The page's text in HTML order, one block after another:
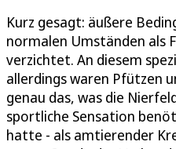
Kurz gesagt: äußere
normalen Umständen als
verzichtet. An diesem
allerdings waren Pfützen
genau das, was die
sportliche Sensation
hatte - als amtierender